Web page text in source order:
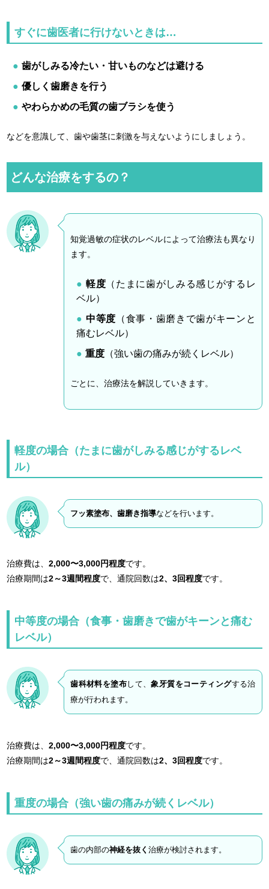
すぐに歯医者に行けないときは…
歯がしみる冷たい・甘いものなどは避ける
優しく歯磨きを行う
やわらかめの毛質の歯ブラシを使う
などを意識して、歯や歯茎に刺激を与えないようにしましょう。
どんな治療をするの？
知覚過敏の症状のレベルによって治療法も異なり
ます。
軽度 （たまに歯がしみる感じがするレ
ベル）
中等度 （食事・歯磨きで歯がキーンと
痛むレベル）
重度 （強い歯の痛みが続くレベル）
ごとに、治療法を解説していきます。
軽度の場合（たまに歯がしみる感じがするレベ
ル）
フッ素塗布、歯磨き指導などを行います。
治療費は、2,000〜3,000円程度です。
治療期間は2～3週間程度で、通院回数は2、3回程度です。
中等度の場合（食事・歯磨きで歯がキーンと痛む
レベル）
歯科材料を塗布して、象牙質をコーティングする治
療が行われます。
治療費は、2,000〜3,000円程度です。
治療期間は2～3週間程度で、通院回数は2、3回程度です。
重度の場合（強い歯の痛みが続くレベル）
歯の内部の神経を抜く治療が検討されます。